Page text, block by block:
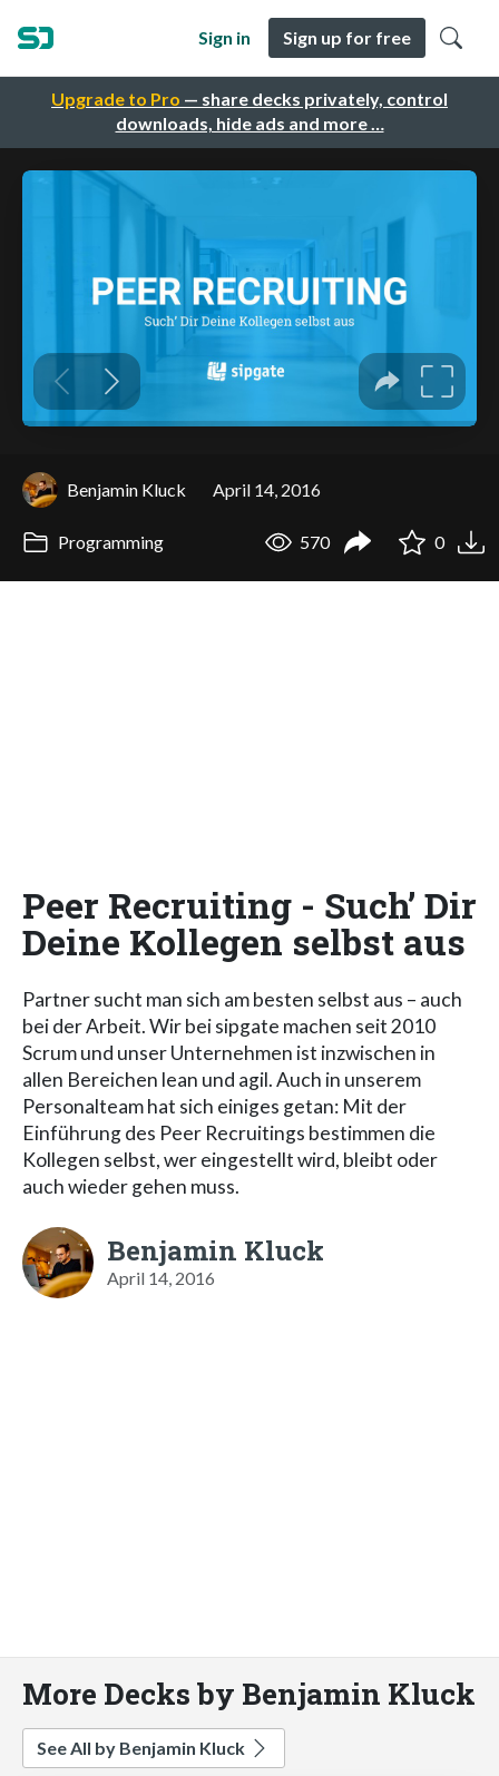
Upgrade to Pro — share decks privately, control
downloads, hide ads and more …
Sign in Sign up for free
Benjamin Kluck April 14, 2016
Programming 570 0
Peer Recruiting - Such’ Dir
Deine Kollegen selbst aus
Partner sucht man sich am besten selbst aus – auch
bei der Arbeit. Wir bei sipgate machen seit 2010
Scrum und unser Unternehmen ist inzwischen in
allen Bereichen lean und agil. Auch in unserem
Personalteam hat sich einiges getan: Mit der
Einführung des Peer Recruitings bestimmen die
Kollegen selbst, wer eingestellt wird, bleibt oder
auch wieder gehen muss.
Benjamin Kluck
April 14, 2016
More Decks by Benjamin Kluck
See All by Benjamin Kluck